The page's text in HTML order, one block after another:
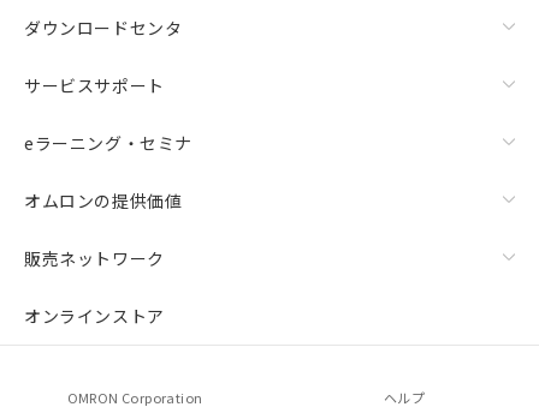
ダウンロードセンタ
サービスサポート
eラーニング・セミナ
オムロンの提供価値
販売ネットワーク
オンラインストア
OMRON Corporation ヘルプ